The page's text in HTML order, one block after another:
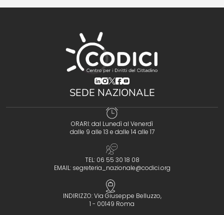
(opens in a new tab)
(opens in a new tab)
(opens in a new tab)
(opens in a new tab)
(opens in a new tab)
SEDE NAZIONALE
ORARI: dal Lunedì al Venerdì
dalle 9 alle 13 e dalle 14 alle 17
TEL: 06 55 30 18 08
EMAIL: segreteria_nazionale@codici.org
INDIRIZZO: Via Giuseppe Belluzzo,
1 - 00149 Roma